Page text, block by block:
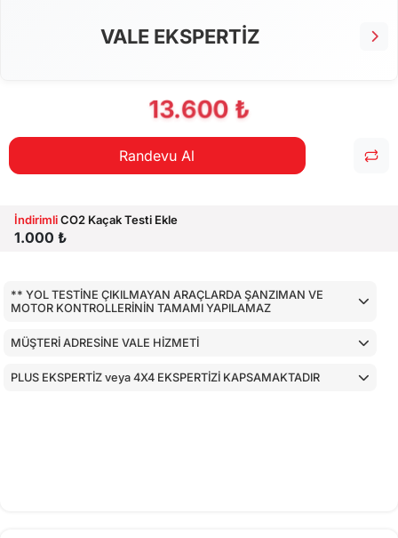
VALE EKSPERTİZ
13.600 ₺
Randevu Al
İndirimliCO2 Kaçak Testi Ekle
1.000 ₺
** YOL TESTİNE ÇIKILMAYAN ARAÇLARDA ŞANZIMAN VE
MOTOR KONTROLLERİNİN TAMAMI YAPILAMAZ
MÜŞTERİ ADRESİNE VALE HİZMETİ
PLUS EKSPERTİZ veya 4X4 EKSPERTİZİ KAPSAMAKTADIR